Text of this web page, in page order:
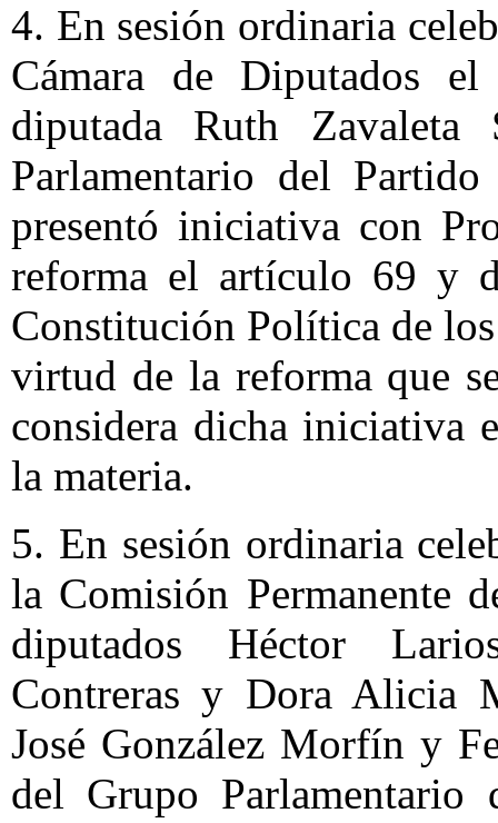
4. En sesión ordinaria
Cámara de Diputados
diputada Ruth Zavaleta
Parlamentario del
presentó iniciativa con
reforma el artículo 69 y
Constitución Política de
virtud de la reforma que
considera dicha iniciativa
la materia.
5. En sesión ordinaria
la Comisión Permanente
diputados Héctor
Contreras y Dora Alicia
José González Morfín y
del Grupo